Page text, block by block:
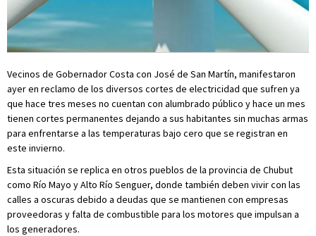
Vecinos de Gobernador Costa con José de San Martín, manifestaron
ayer en reclamo de los diversos cortes de electricidad que sufren ya
que hace tres meses no cuentan con alumbrado público y hace un mes
tienen cortes permanentes dejando a sus habitantes sin muchas armas
para enfrentarse a las temperaturas bajo cero que se registran en
este invierno.
Esta situación se replica en otros pueblos de la provincia de Chubut
como Río Mayo y Alto Río Senguer, donde también deben vivir con las
calles a oscuras debido a deudas que se mantienen con empresas
proveedoras y falta de combustible para los motores que impulsan a
los generadores.